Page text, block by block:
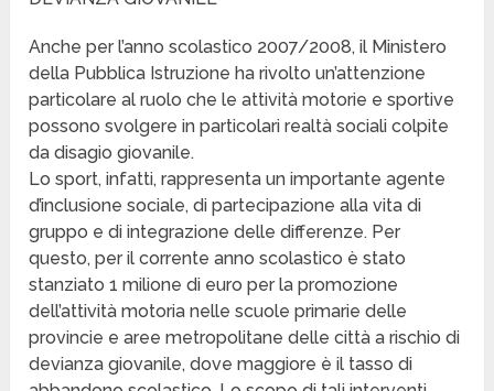
Anche per l’anno scolastico 2007/2008, il Ministero
della Pubblica Istruzione ha rivolto un’attenzione
particolare al ruolo che le attività motorie e sportive
possono svolgere in particolari realtà sociali colpite
da disagio giovanile.
Lo sport, infatti, rappresenta un importante agente
d’inclusione sociale, di partecipazione alla vita di
gruppo e di integrazione delle differenze. Per
questo, per il corrente anno scolastico è stato
stanziato 1 milione di euro per la promozione
dell’attività motoria nelle scuole primarie delle
provincie e aree metropolitane delle città a rischio di
devianza giovanile, dove maggiore è il tasso di